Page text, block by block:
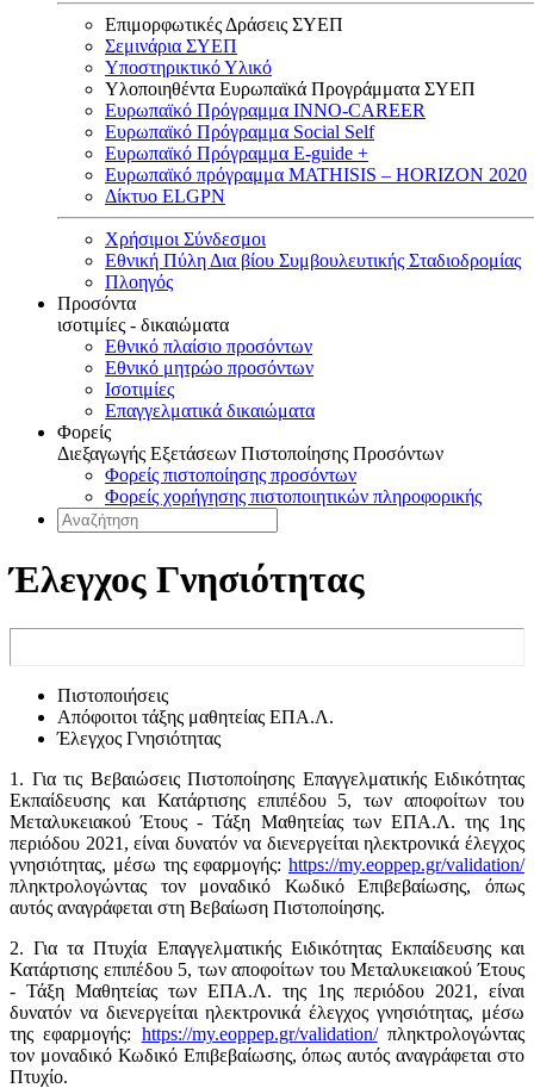
Επιμορφωτικές Δράσεις ΣΥΕΠ
Σεμινάρια ΣΥΕΠ
Υποστηρικτικό Υλικό
Υλοποιηθέντα Ευρωπαϊκά Προγράμματα ΣΥΕΠ
Ευρωπαϊκό Πρόγραμμα INNO-CAREER
Ευρωπαϊκό Πρόγραμμα Social Self
Ευρωπαϊκό Πρόγραμμα E-guide +
Ευρωπαϊκό πρόγραμμα MATHISIS – HORIZON 2020
Δίκτυο ELGPN
Χρήσιμοι Σύνδεσμοι
Εθνική Πύλη Δια βίου Συμβουλευτικής Σταδιοδρομίας
Πλοηγός
Προσόντα
ισοτιμίες - δικαιώματα
Εθνικό πλαίσιο προσόντων
Εθνικό μητρώο προσόντων
Ισοτιμίες
Επαγγελματικά δικαιώματα
Φορείς
Διεξαγωγής Εξετάσεων Πιστοποίησης Προσόντων
Φορείς πιστοποίησης προσόντων
Φορείς χορήγησης πιστοποιητικών πληροφορικής
Έλεγχος Γνησιότητας
Πιστοποιήσεις
Απόφοιτοι τάξης μαθητείας ΕΠΑ.Λ.
Έλεγχος Γνησιότητας
1. Για τις Βεβαιώσεις Πιστοποίησης Επαγγελματικής Ειδικότητας
Εκπαίδευσης και Κατάρτισης επιπέδου 5, των αποφοίτων του
Μεταλυκειακού Έτους - Τάξη Μαθητείας των ΕΠΑ.Λ. της 1ης
περιόδου 2021, είναι δυνατόν να διενεργείται ηλεκτρονικά έλεγχος
γνησιότητας, μέσω της εφαρμογής: https://my.eoppep.gr/validation/
πληκτρολογώντας τον μοναδικό Κωδικό Επιβεβαίωσης, όπως
αυτός αναγράφεται στη Βεβαίωση Πιστοποίησης.
2. Για τα Πτυχία Επαγγελματικής Ειδικότητας Εκπαίδευσης και
Κατάρτισης επιπέδου 5, των αποφοίτων του Μεταλυκειακού Έτους
- Τάξη Μαθητείας των ΕΠΑ.Λ. της 1ης περιόδου 2021, είναι
δυνατόν να διενεργείται ηλεκτρονικά έλεγχος γνησιότητας, μέσω
της εφαρμογής: https://my.eoppep.gr/validation/πληκτρολογώντας
τον μοναδικό Κωδικό Επιβεβαίωσης, όπως αυτός αναγράφεται στο
Πτυχίο.